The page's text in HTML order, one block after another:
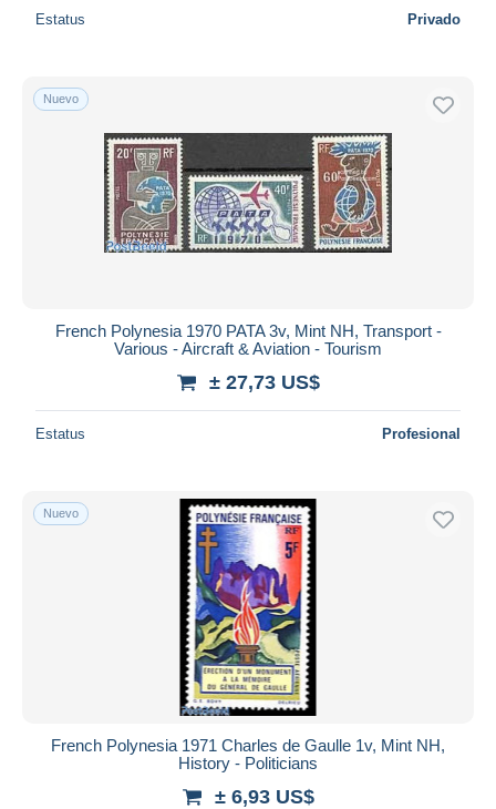
Sólo con descuento
Envío gratis
Métodos de pago
PayPal
Transferencia bancaria
Visa
iDeal
Maestro
Residencia del vendedor
Aplicar
Estatus Privado
Nuevo
French Polynesia 1970 PATA 3v, Mint NH, Transport -
Various - Aircraft & Aviation - Tourism
± 27,73 US$
Estatus Profesional
Nuevo
French Polynesia 1971 Charles de Gaulle 1v, Mint NH,
History - Politicians
± 6,93 US$